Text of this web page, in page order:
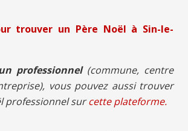
trouver un Père Noël à Sin-le-
professionnel(commune, centre
vous pouvez aussi trouver
professionnel surcette plateforme.